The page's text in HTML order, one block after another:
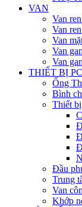
VAN
Van
Van
Van
Van
Van
THIẾT BỊ
Ống
Bình
Thiết
Đầu
Trung
Van
Khớp